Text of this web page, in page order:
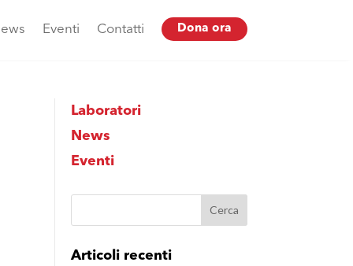
Eventi Contatti Dona ora
Laboratori
News
Eventi
Articoli recenti